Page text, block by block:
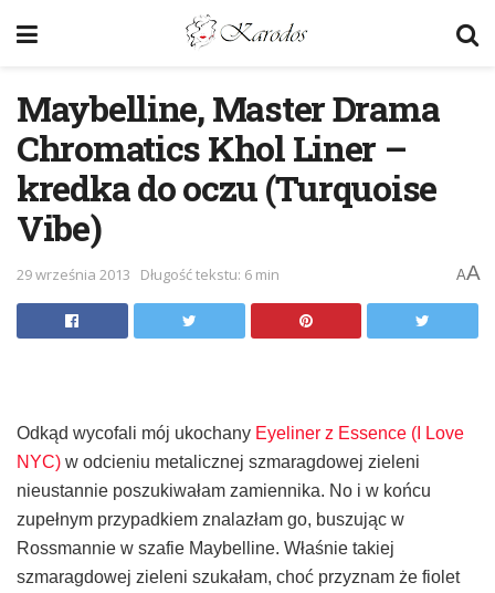
Maybelline, Master Drama
Chromatics Khol Liner –
kredka do oczu (Turquoise
Vibe)
29 września 2013 Długość tekstu: 6 min AA
Odkąd wycofali mój ukochany Eyeliner z Essence (I Love
NYC) w odcieniu metalicznej szmaragdowej zieleni
nieustannie poszukiwałam zamiennika. No i w końcu
zupełnym przypadkiem znalazłam go, buszując w
Rossmannie w szafie Maybelline. Właśnie takiej
szmaragdowej zieleni szukałam, choć przyznam że fiolet